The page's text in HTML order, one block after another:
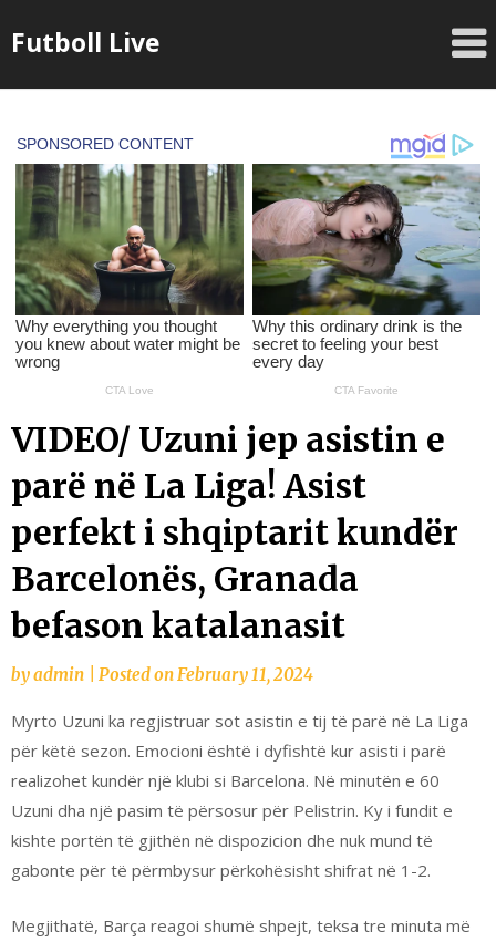
toFutboll Live
VIDEO/ Uzuni jep asistin e
parë në La Liga! Asist
perfekt i shqiptarit kundër
Barcelonës, Granada
befason katalanasit
byadmin Posted onFebruary 11, 2024
Myrto Uzuni ka regjistruar sot asistin e tij të parë në La Liga
për këtë sezon. Emocioni është i dyfishtë kur asisti i parë
realizohet kundër një klubi si Barcelona. Në minutën e 60
Uzuni dha një pasim të përsosur për Pelistrin. Ky i fundit e
kishte portën të gjithën në dispozicion dhe nuk mund të
gabonte për të përmbysur përkohësisht shifrat në 1-2.
Megjithatë, Barça reagoi shumë shpejt, teksa tre minuta më